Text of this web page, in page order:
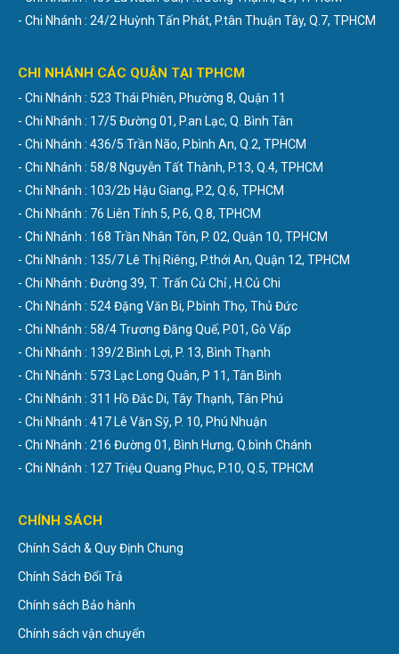
- Chi Nhánh : 24/2 Huỳnh Tấn Phát, P.tân Thuận Tây, Q.7, TPHCM
CHI NHÁNH CÁC QUẬN TẠI TPHCM
- Chi Nhánh : 523 Thái Phiên, Phường 8, Quận 11
- Chi Nhánh : 17/5 Đường 01, P.an Lạc, Q. Bình Tân
- Chi Nhánh : 436/5 Trần Não, P.bình An, Q.2, TPHCM
- Chi Nhánh : 58/8 Nguyễn Tất Thành, P.13, Q.4, TPHCM
- Chi Nhánh : 103/2b Hậu Giang, P.2, Q.6, TPHCM
- Chi Nhánh : 76 Liên Tỉnh 5, P.6, Q.8, TPHCM
- Chi Nhánh : 168 Trần Nhân Tôn, P. 02, Quận 10, TPHCM
- Chi Nhánh : 135/7 Lê Thị Riêng, P.thới An, Quận 12, TPHCM
- Chi Nhánh : Đường 39, T. Trấn Củ Chỉ , H.Củ Chi
- Chi Nhánh : 524 Đặng Văn Bi, P.bình Thọ, Thủ Đức
- Chi Nhánh : 58/4 Trương Đăng Quế, P.01, Gò Vấp
- Chi Nhánh : 139/2 Bình Lợi, P. 13, Bình Thạnh
- Chi Nhánh : 573 Lạc Long Quân, P 11, Tân Bình
- Chi Nhánh : 311 Hồ Đắc Di, Tây Thạnh, Tân Phú
- Chi Nhánh : 417 Lê Văn Sỹ, P. 10, Phú Nhuận
- Chi Nhánh : 216 Đường 01, Bình Hưng, Q.bình Chánh
- Chi Nhánh : 127 Triệu Quang Phục, P.10, Q.5, TPHCM
CHÍNH SÁCH
Chính Sách & Quy Định Chung
Chính Sách Đổi Trả
Chính sách Bảo hành
Chính sách vận chuyển